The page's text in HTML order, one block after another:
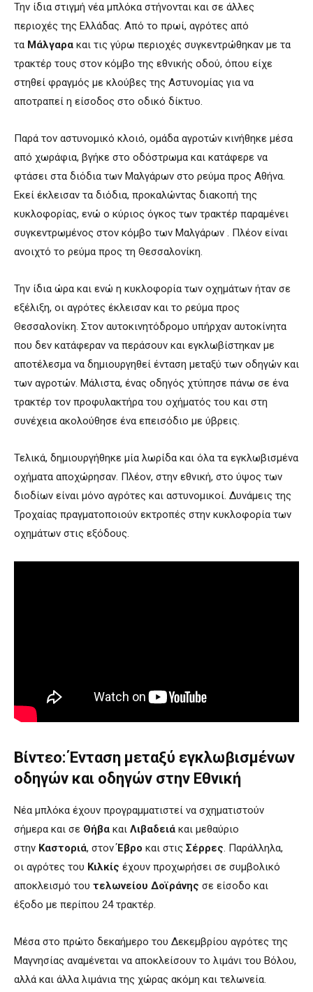
Την ίδια στιγμή νέα μπλόκα στήνονται και σε άλλες
περιοχές της Ελλάδας. Από το πρωί, αγρότες από
τα Μάλγαρα και τις γύρω περιοχές συγκεντρώθηκαν με τα
τρακτέρ τους στον κόμβο της εθνικής οδού, όπου είχε
στηθεί φραγμός με κλούβες της Αστυνομίας για να
αποτραπεί η είσοδος στο οδικό δίκτυο.
Παρά τον αστυνομικό κλοιό, ομάδα αγροτών κινήθηκε μέσα
από χωράφια, βγήκε στο οδόστρωμα και κατάφερε να
φτάσει στα διόδια των Μαλγάρων στο ρεύμα προς Αθήνα.
Εκεί έκλεισαν τα διόδια, προκαλώντας διακοπή της
κυκλοφορίας, ενώ ο κύριος όγκος των τρακτέρ παραμένει
συγκεντρωμένος στον κόμβο των Μαλγάρων . Πλέον είναι
ανοιχτό το ρεύμα προς τη Θεσσαλονίκη.
Την ίδια ώρα και ενώ η κυκλοφορία των οχημάτων ήταν σε
εξέλιξη, οι αγρότες έκλεισαν και το ρεύμα προς
Θεσσαλονίκη. Στον αυτοκινητόδρομο υπήρχαν αυτοκίνητα
που δεν κατάφεραν να περάσουν και εγκλωβίστηκαν με
αποτέλεσμα να δημιουργηθεί ένταση μεταξύ των οδηγών και
των αγροτών. Μάλιστα, ένας οδηγός χτύπησε πάνω σε ένα
τρακτέρ τον προφυλακτήρα του οχήματός του και στη
συνέχεια ακολούθησε ένα επεισόδιο με ύβρεις.
Τελικά, δημιουργήθηκε μία λωρίδα και όλα τα εγκλωβισμένα
οχήματα αποχώρησαν. Πλέον, στην εθνική, στο ύψος των
διοδίων είναι μόνο αγρότες και αστυνομικοί. Δυνάμεις της
Τροχαίας πραγματοποιούν εκτροπές στην κυκλοφορία των
οχημάτων στις εξόδους.
Βίντεο: Ένταση μεταξύ εγκλωβισμένων
οδηγών και οδηγών στην Εθνική
Νέα μπλόκα έχουν προγραμματιστεί να σχηματιστούν
σήμερα και σε Θήβα και Λιβαδειά και μεθαύριο
στην Καστοριά, στονΈβρο και στις Σέρρες. Παράλληλα,
οι αγρότες του Κιλκίς έχουν προχωρήσει σε συμβολικό
αποκλεισμό του τελωνείου Δοϊράνης σε είσοδο και
έξοδο με περίπου 24 τρακτέρ.
Μέσα στο πρώτο δεκαήμερο του Δεκεμβρίου αγρότες της
Μαγνησίας αναμένεται να αποκλείσουν το λιμάνι του Βόλου,
αλλά και άλλα λιμάνια της χώρας ακόμη και τελωνεία.